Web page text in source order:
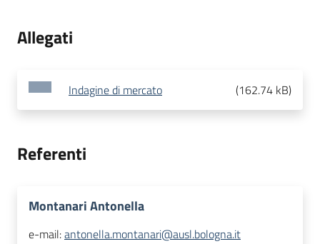
Allegati
Indagine di mercato (162.74 kB)
Referenti
Montanari Antonella
e-mail:antonella.montanari@ausl.bologna.it